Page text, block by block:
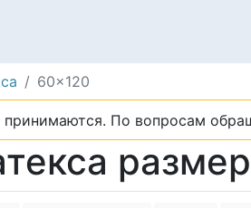
60x120
По вопросам